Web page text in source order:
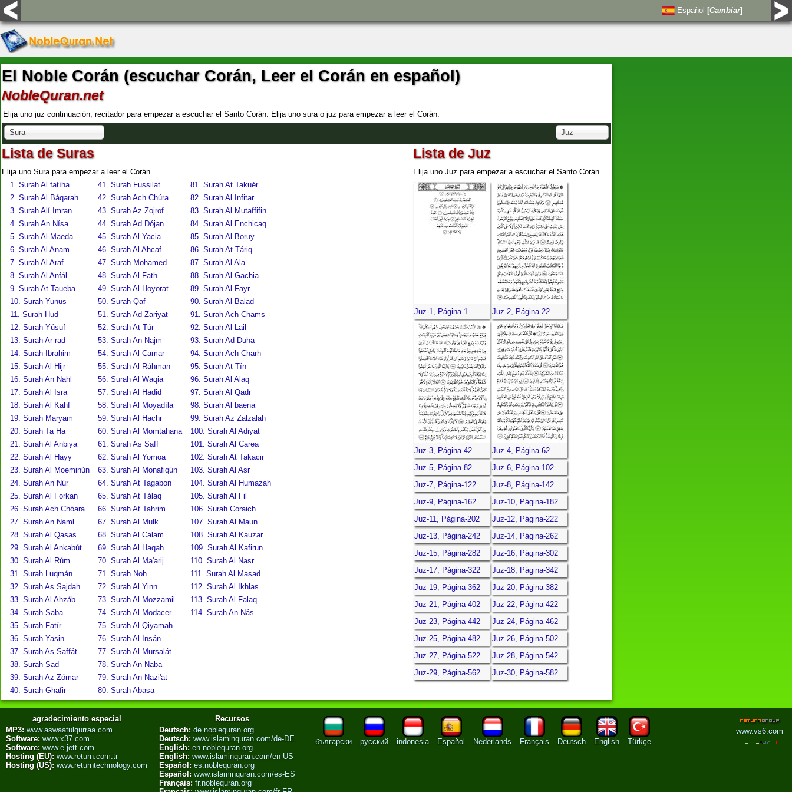
Español [Cambiar]
El Noble Corán (escuchar Corán, Leer el Corán en español)
NobleQuran.net
Elija uno juz continuación, recitador para empezar a escuchar el Santo Corán. Elija uno sura o juz para empezar a leer el Corán.
Sura Juz
Lista de Juz
Elija uno Juz para empezar a escuchar el Santo Corán.
Juz-1, Página-1 Juz-2, Página-22
Juz-3, Página-42
Juz-4, Página-62
Juz-5, Página-82
Juz-6, Página-102
Juz-7, Página-122
Juz-8, Página-142
Juz-9, Página-162
Juz-10, Página-182
Juz-11, Página-202
Juz-12, Página-222
Juz-13, Página-242
Juz-14, Página-262
Juz-15, Página-282
Juz-16, Página-302
Juz-17, Página-322
Juz-18, Página-342
Juz-19, Página-362
Juz-20, Página-382
Juz-21, Página-402
Juz-22, Página-422
Juz-23, Página-442
Juz-24, Página-462
Juz-25, Página-482
Juz-26, Página-502
Juz-27, Página-522
Juz-28, Página-542
Juz-29, Página-562
Juz-30, Página-582
Lista de Suras
Elija uno Sura para empezar a leer el Corán.
1. Surah Al fatíha
2. Surah Al Báqarah
3. Surah Alí Imran
4. Surah An Nísa
5. Surah Al Maeda
6. Surah Al Anam
7. Surah Al Araf
8. Surah Al Anfál
9. Surah At Taueba
10. Surah Yunus
11. Surah Hud
12. Surah Yúsuf
13. Surah Ar rad
14. Surah Ibrahim
15. Surah Al Hijr
16. Surah An Nahl
17. Surah Al Isra
18. Surah Al Kahf
19. Surah Maryam
20. Surah Ta Ha
21. Surah Al Anbiya
22. Surah Al Hayy
23. Surah Al Moeminún
24. Surah An Núr
25. Surah Al Forkan
26. Surah Ach Chóara
27. Surah An Naml
28. Surah Al Qasas
29. Surah Al Ankabút
30. Surah Al Rúm
31. Surah Luqmán
32. Surah As Sajdah
33. Surah Al Ahzáb
34. Surah Saba
35. Surah Fatír
36. Surah Yasin
37. Surah As Saffát
38. Surah Sad
39. Surah Az Zómar
40. Surah Ghafir
41. Surah Fussilat
42. Surah Ach Chúra
43. Surah Az Zojrof
44. Surah Ad Dójan
45. Surah Al Yacia
46. Surah Al Ahcaf
47. Surah Mohamed
48. Surah Al Fath
49. Surah Al Hoyorat
50. Surah Qaf
51. Surah Ad Zariyat
52. Surah At Túr
53. Surah An Najm
54. Surah Al Camar
55. Surah Al Ráhman
56. Surah Al Waqia
57. Surah Al Hadid
58. Surah Al Moyadíla
59. Surah Al Hachr
60. Surah Al Momtahana
61. Surah As Saff
62. Surah Al Yomoa
63. Surah Al Monafiqún
64. Surah At Tagabon
65. Surah At Tálaq
66. Surah At Tahrim
67. Surah Al Mulk
68. Surah Al Calam
69. Surah Al Haqah
70. Surah Al Ma'arij
71. Surah Noh
72. Surah Al Yinn
73. Surah Al Mozzamil
74. Surah Al Modacer
75. Surah Al Qiyamah
76. Surah Al Insán
77. Surah Al Mursalát
78. Surah An Naba
79. Surah An Nazi'at
80. Surah Abasa
81. Surah At Takuér
82. Surah Al Infitar
83. Surah Al Mutaffifin
84. Surah Al Enchicaq
85. Surah Al Boruy
86. Surah At Táriq
87. Surah Al Ala
88. Surah Al Gachia
89. Surah Al Fayr
90. Surah Al Balad
91. Surah Ach Chams
92. Surah Al Lail
93. Surah Ad Duha
94. Surah Ach Charh
95. Surah At Tín
96. Surah Al Alaq
97. Surah Al Qadr
98. Surah Al baena
99. Surah Az Zalzalah
100. Surah Al Adiyat
101. Surah Al Carea
102. Surah At Takacir
103. Surah Al Asr
104. Surah Al Humazah
105. Surah Al Fil
106. Surah Coraich
107. Surah Al Maun
108. Surah Al Kauzar
109. Surah Al Kafirun
110. Surah Al Nasr
111. Surah Al Masad
112. Surah Al Ikhlas
113. Surah Al Falaq
114. Surah An Nás
agradecimiento especial
MP3: www.aswaatulqurraa.com
Software: www.x37.com
Software: www.e-jett.com
Hosting (EU): www.return.com.tr
Hosting (US): www.returntechnology.com
Recursos
Deutsch: de.noblequran.org
Deutsch: www.islaminquran.com/de-DE
English: en.noblequran.org
English: www.islaminquran.com/en-US
Español: es.noblequran.org
Español: www.islaminquran.com/es-ES
Français: fr.noblequran.org
български русский indonesia Español Nederlands Français Deutsch English Türkçe
www.vs6.com